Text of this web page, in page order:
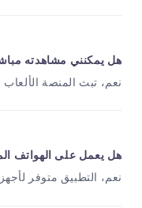
هل يمكنني مشاهدته
نعم، تبث المنصة
هل يعمل على الهواتف
نعم، التطبيق متوفر